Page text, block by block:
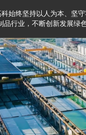
终坚持以人为本、坚守
品行业，不断创新发展绿